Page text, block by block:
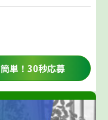
簡単！30秒応募